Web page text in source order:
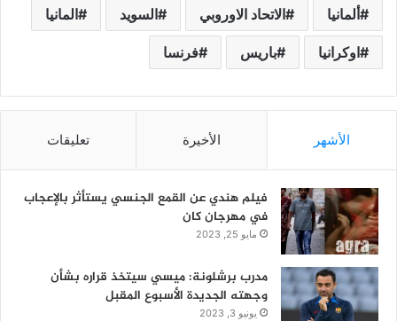
ألمانيا الاتحاد الاوروبي السويد المانيا
اوكرانيا باريس فرنسا
الأشهر الأخيرة تعليقات
فيلم هندي عن القمع الجنسي يستأثر بالإعجاب
في مهرجان كان
مايو 25, 2023
مدرب برشلونة: ميسي سيتخذ قراره بشأن
وجهته الجديدة الأسبوع المقبل
يونيو 3, 2023